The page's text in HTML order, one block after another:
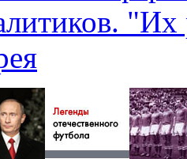
"Их